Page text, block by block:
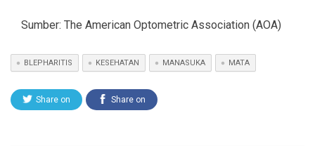
Sumber: The American Optometric Association (AOA)
BLEPHARITIS KESEHATAN MANASUKA MATA
Share on Share on